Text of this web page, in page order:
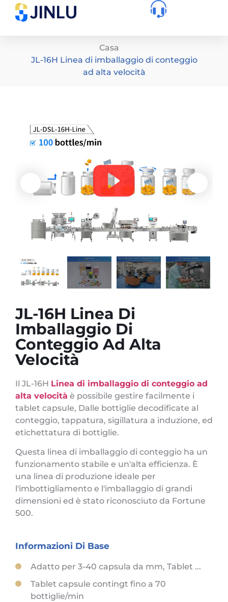
Casa
JL-16H Linea di imballaggio di conteggio
ad alta velocità
JL-16H Linea Di
Imballaggio Di
Conteggio Ad Alta
Velocità
Il JL-16H Linea di imballaggio di conteggio ad
alta velocità è possibile gestire facilmente i
tablet capsule, Dalle bottiglie decodificate al
conteggio, tappatura, sigillatura a induzione, ed
etichettatura di bottiglie.
Questa linea di imballaggio di conteggio ha un
funzionamento stabile e un'alta efficienza. È
una linea di produzione ideale per
l'imbottigliamento e l'imballaggio di grandi
dimensioni ed è stato riconosciuto da Fortune
500.
Informazioni Di Base
Adatto per 3-40 capsula da mm, Tablet ...
Tablet capsule contingt fino a 70
bottiglie/min